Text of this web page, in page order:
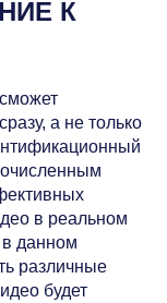
К
а не только
в реальном
данном
различные
будет